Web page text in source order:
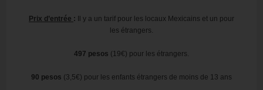
Prix d’entrée : Il y a un tarif pour les locaux Mexicains et un pour
les étrangers.
497 pesos (19€) pour les étrangers.
90 pesos (3,5€) pour les enfants étrangers de moins de 13 ans